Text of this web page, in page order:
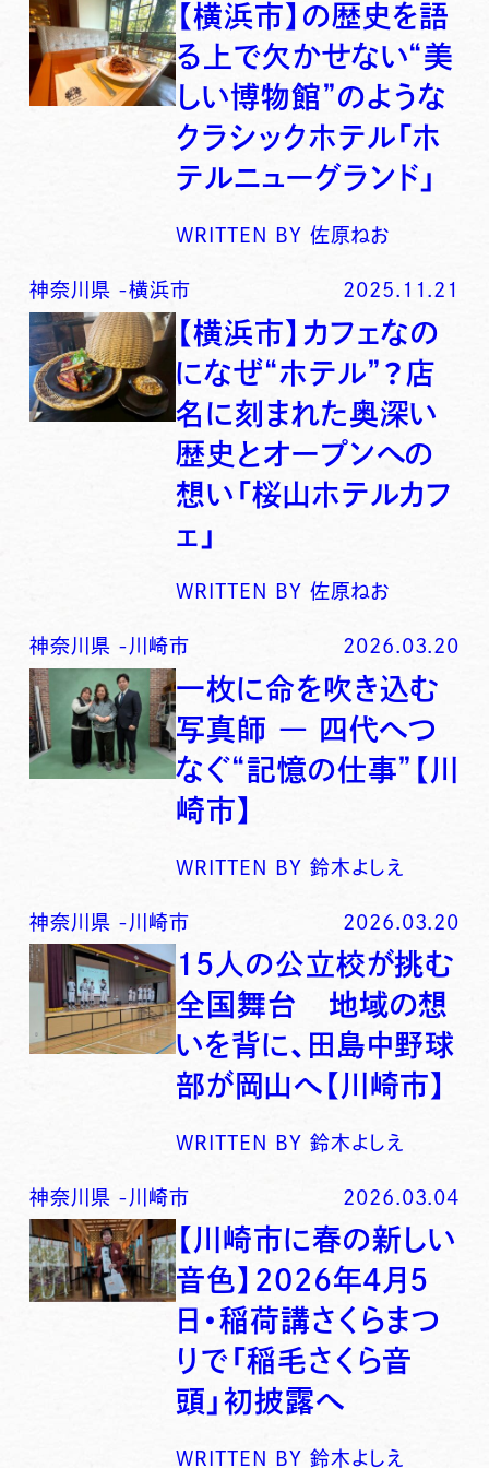
【横浜市】の歴史を語
る上で欠かせない“美
しい博物館”のような
クラシックホテル「ホ
テルニューグランド」
WRITTEN BY 佐原ねお
神奈川県 -横浜市 2025.11.21
【横浜市】カフェなの
になぜ“ホテル”？店
名に刻まれた奥深い
歴史とオープンへの
想い「桜山ホテルカフ
ェ」
WRITTEN BY 佐原ねお
神奈川県 - 川崎市 2026.03.20
一枚に命を吹き込む
写真師 ― 四代へつ
なぐ“記憶の仕事”【川
崎市】
WRITTEN BY 鈴木よしえ
神奈川県 - 川崎市 2026.03.20
15人の公立校が挑む
全国舞台 地域の想
いを背に、田島中野球
部が岡山へ【川崎市】
WRITTEN BY 鈴木よしえ
神奈川県 - 川崎市 2026.03.04
【川崎市に春の新しい
音色】2026年4月5
日・稲荷講さくらまつ
りで「稲毛さくら音
頭」初披露へ
WRITTEN BY 鈴木よしえ